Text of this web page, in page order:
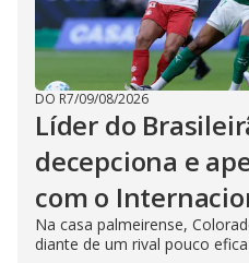
DO R7/09/08/2026
Líder do
decepciona e
com o
Na casa palmeirense,
diante de um rival pouco